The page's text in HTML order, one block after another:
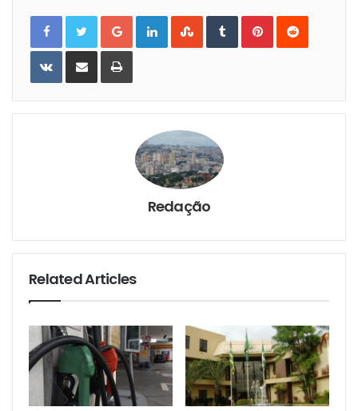
Google+LinkedInStumbleUpon
TumblrPinterestReddit
VKontakteShare
Email
Print
Redação
Related Articles